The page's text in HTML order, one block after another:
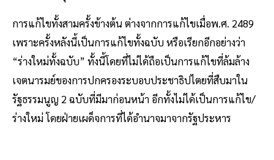
การแก้ไขทั้งสามครั้งข้างต้น ต่างจากการแก้ไขเมื่อพ.ศ. 2489
เพราะครั้งหลังนี้เป็นการแก้ไขทั้งฉบับ หรือเรียกอีกอย่างว่า
“ร่างใหม่ทั้งฉบับ” ทั้งนี้โดยที่ไม่ได้ถือเป็นการแก้ไขที่ล้มล้าง
เจตนารมย์ของการปกครองระบอบประชาธิปไตยที่สืบมาใน
รัฐธรรมนูญ 2 ฉบับที่มีมาก่อนหน้า อีกทั้งไม่ได้เป็นการแก้ไข/
ร่างใหม่ โดยฝ่ายเผด็จการที่ได้อำนาจมาจากรัฐประหาร